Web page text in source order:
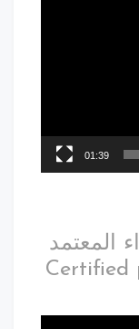
01:39
المعتمد
|